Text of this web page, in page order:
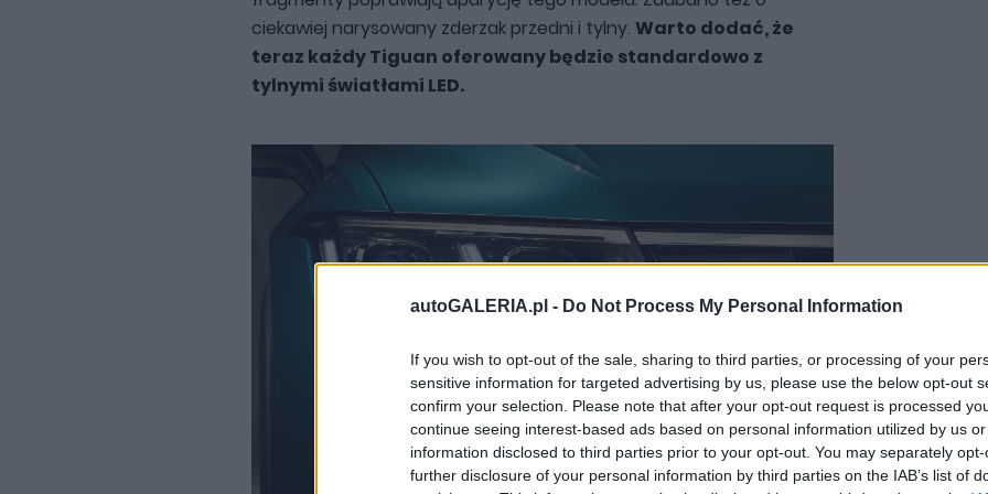
autoGALERIA.pl - Do Not Process My Personal Information
If you wish to opt-out of the sale, sharing to third parties, or processing of your
sensitive information for targeted advertising by us, please use the below opt-out
confirm your selection. Please note that after your opt-out request is processed
continue seeing interest-based ads based on personal information utilized by us
information disclosed to third parties prior to your opt-out. You may separately
further disclosure of your personal information by third parties on the IAB’s list of
ciekawiej narysowany zderzak przedni i tylny. Warto dodać, że
teraz każdy Tiguan oferowany będzie standardowo z
tylnymi światłami LED.
Zobacz 37 zdjęć